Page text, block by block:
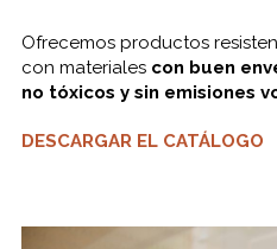
Ofrecemos productos
con materiales con buen
no tóxicos y sin emisiones
DESCARGAR EL CATÁLOGO